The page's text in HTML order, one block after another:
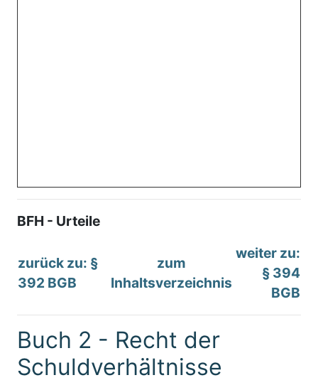
BFH - Urteile
zurück zu: §
392 BGB
zum
Inhaltsverzeichnis
weiter zu:
§ 394
BGB
Buch 2 - Recht der
Schuldverhältnisse